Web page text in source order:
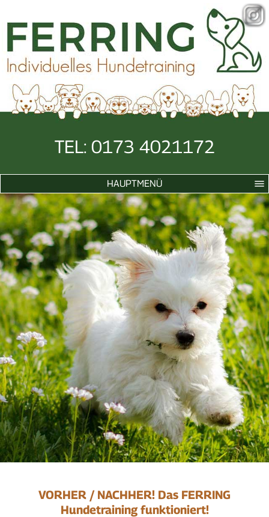
TEL: 0173 4021172
HAUPTMENÜ
VORHER / NACHHER! Das FERRING
Hundetraining funktioniert!